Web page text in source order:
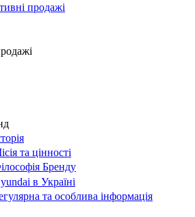
продажі
та цінності
Бренду
в Україні
та особлива інформація